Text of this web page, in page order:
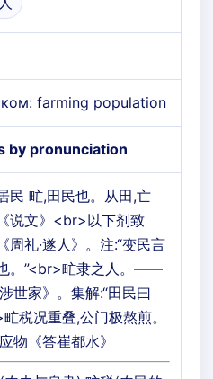
farming population
by pronunciation
民 甿,田民也。从田,亡
文》<br>以下剂致
礼·遂人》。注:“变民言
。”<br>甿隶之人。——
涉世家》。集解:“田民曰
税况重叠,公门极熬煎。
物《答崔都水》